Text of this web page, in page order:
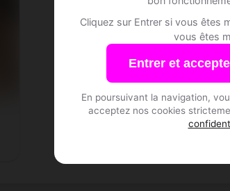
Cliquez sur Entrer si vous êtes
vous êtes
Entrer et
En poursuivant la navigation,
acceptez nos cookies